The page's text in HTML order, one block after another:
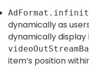
dynamically as
dynamically display
item’s position